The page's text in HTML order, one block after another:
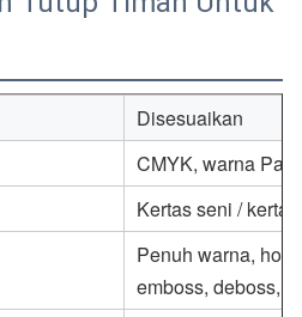
Disesuaikan
CMYK, warna
Kertas seni /
Penuh warna, hot
emboss, deboss,